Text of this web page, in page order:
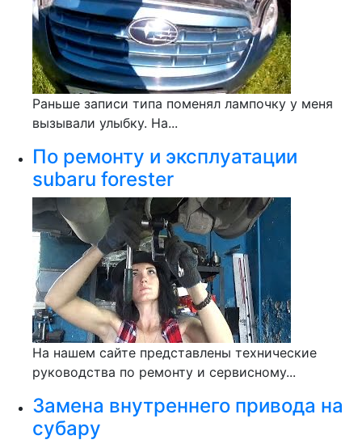
Раньше записи типа поменял лампочку у меня
вызывали улыбку. На...
По ремонту и эксплуатации
subaru forester
На нашем сайте представлены технические
руководства по ремонту и сервисному...
Замена внутреннего привода на
субару